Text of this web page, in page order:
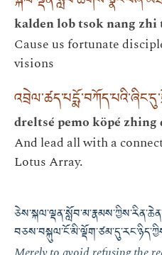
kalden lob tsok nang zhi
Cause us fortunate
visions
dreltsé pemo köpé zhing
And lead all with a
Lotus Array.